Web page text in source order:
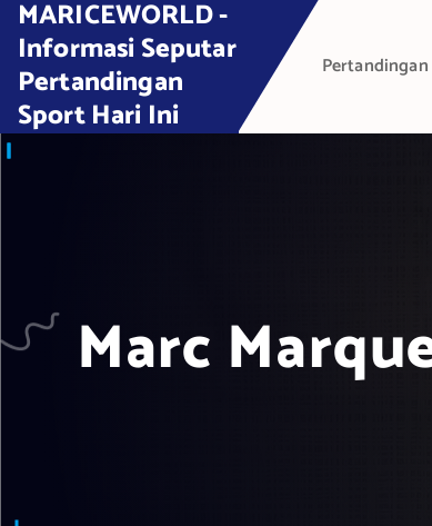
o
t
MARICEWORLD -
Informasi Seputar
Pertandingan
Sport Hari Ini
Marc